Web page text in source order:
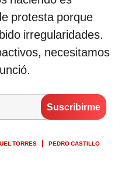
protesta porque
irregularidades.
necesitamos
TORRES
PEDRO CASTILLO